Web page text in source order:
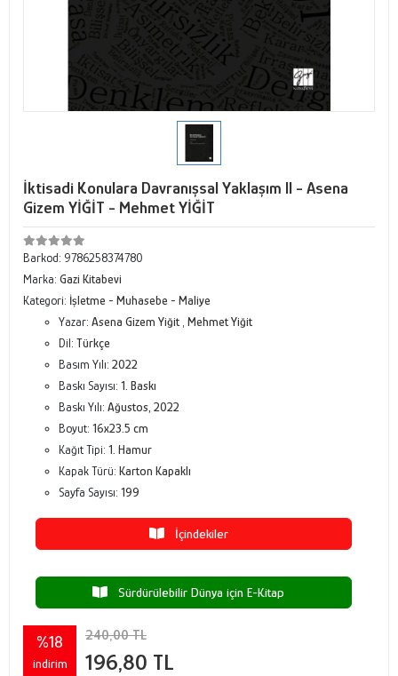
İktisadi Konulara Davranışsal Yaklaşım II - Asena
Gizem YİĞİT - Mehmet YİĞİT
Barkod: 9786258374780
Marka: Gazi Kitabevi
Kategori: İşletme - Muhasebe - Maliye
Yazar: Asena Gizem Yiğit Mehmet Yiğit
Dil: Türkçe
Basım Yılı: 2022
Baskı Sayısı: 1. Baskı
Baskı Yılı: Ağustos, 2022
Boyut: 16x23.5 cm
Kağıt Tipi: 1. Hamur
Kapak Türü: Karton Kapaklı
Sayfa Sayısı: 199
İçindekiler
Sürdürülebilir Dünya için E-Kitap
%18
indirim
240,00 TL
196,80 TL